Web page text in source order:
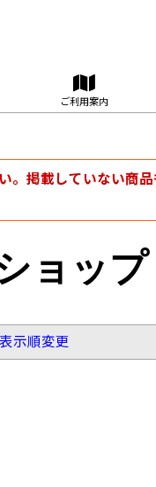
ご利用案内
。掲載していない商
ョップ
表示順変更